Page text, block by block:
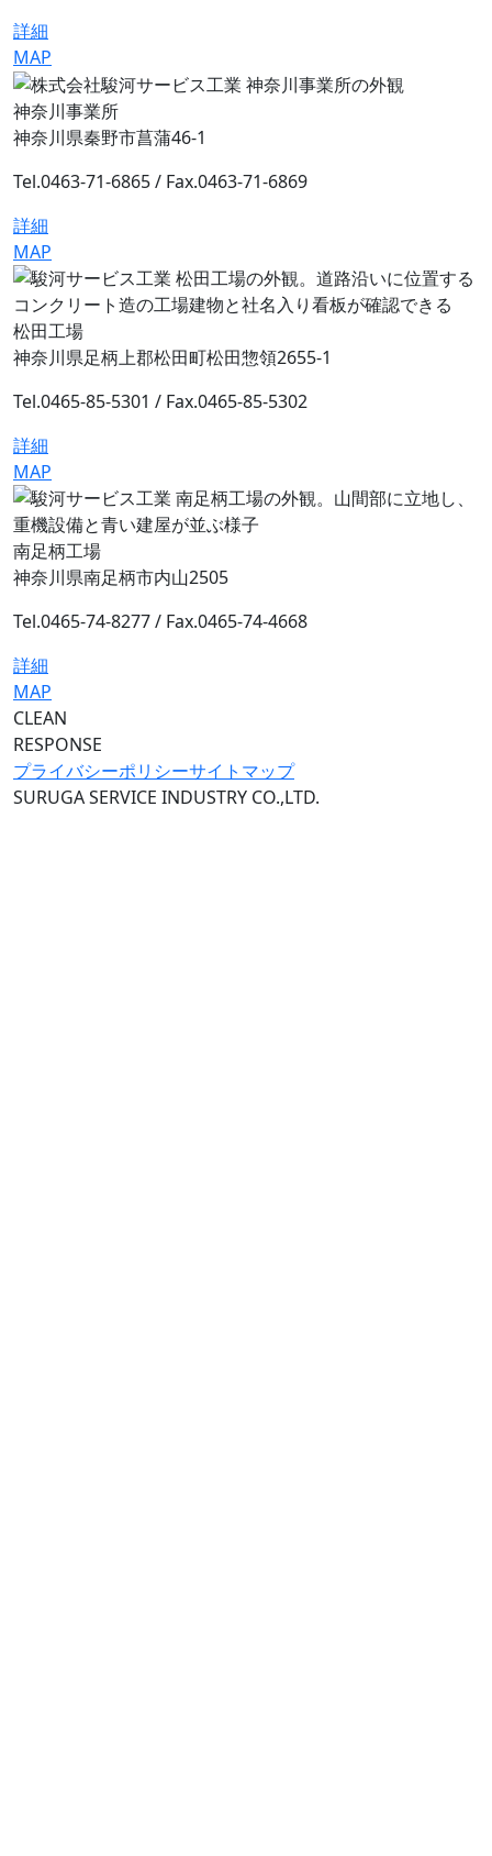
詳細
MAP
神奈川事業所
神奈川県秦野市菖蒲46-1
Tel.0463-71-6865 / Fax.0463-71-6869
詳細
MAP
松田工場
神奈川県足柄上郡松田町松田惣領2655-1
Tel.0465-85-5301 / Fax.0465-85-5302
詳細
MAP
南足柄工場
神奈川県南足柄市内山2505
Tel.0465-74-8277 / Fax.0465-74-4668
詳細
MAP
CLEAN
RESPONSE
プライバシーポリシーサイトマップ
SURUGA SERVICE INDUSTRY CO.,LTD.